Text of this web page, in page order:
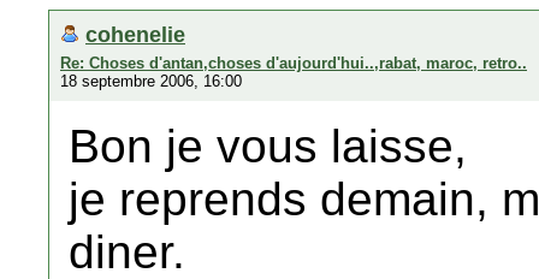
cohenelie
Re: Choses d'antan,choses d'aujourd'hui..,rabat, maroc, retro..
18 septembre 2006, 16:00
Bon je vous laisse,
je reprends demain,
diner.